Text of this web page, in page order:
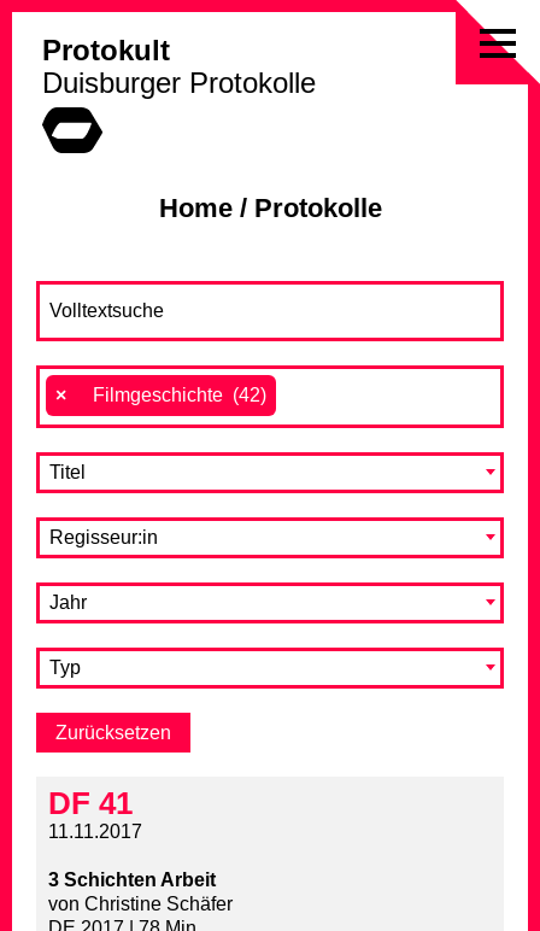
to
Protokult
Duisburger Protokolle
Home/ Protokolle
× Filmgeschichte (42)
Titel
Regisseur:in
Jahr
Typ
DF 41
11.11.2017
3 Schichten Arbeit
von Christine Schäfer